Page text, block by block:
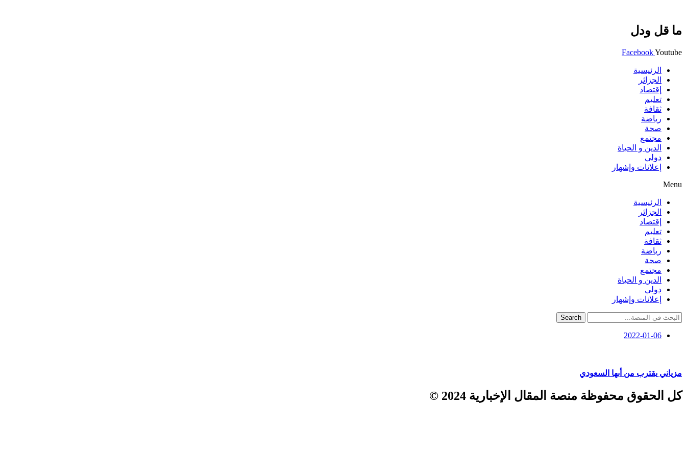
ما قل ودل
FacebookYoutube
الرئيسية
الجزائر
إقتصاد
تعليم
ثقافة
رياضة
صحة
مجتمع
الدين و الحياة
دولي
إعلانات وإشهار
Menu
الرئيسية
الجزائر
إقتصاد
تعليم
ثقافة
رياضة
صحة
مجتمع
الدين و الحياة
دولي
إعلانات وإشهار
Search
2022-01-06
مزياني يقترب من أبها السعودي
كل الحقوق محفوظة منصة المقال الإخبارية 2024 ©